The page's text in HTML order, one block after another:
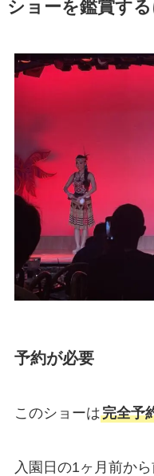
ショーを鑑賞する
予約が必要
このショーは完全予
入園日の1ヶ月前か